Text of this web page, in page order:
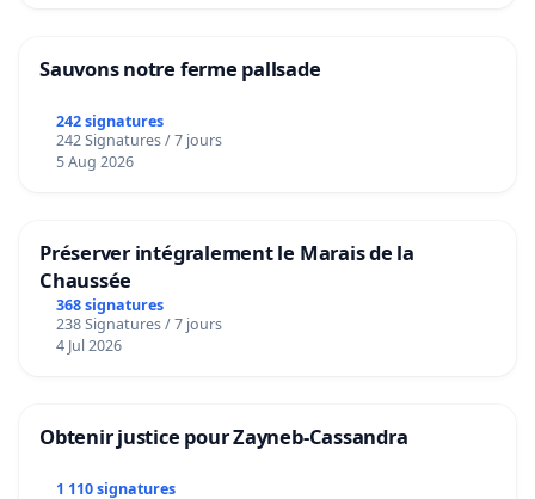
Sauvons notre ferme pallsade
242 signatures
242 Signatures / 7 jours
5 Aug 2026
Préserver intégralement le Marais de la
Chaussée
368 signatures
238 Signatures / 7 jours
4 Jul 2026
Obtenir justice pour Zayneb-Cassandra
1 110 signatures